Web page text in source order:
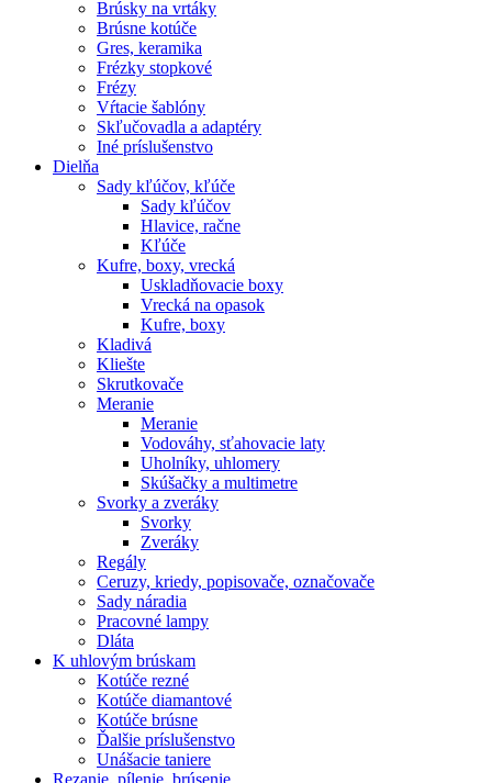
Brúsky na vrtáky
Brúsne kotúče
Gres, keramika
Frézky stopkové
Frézy
Vŕtacie šablóny
Skľučovadla a adaptéry
Iné príslušenstvo
Dielňa
Sady kľúčov, kľúče
Sady kľúčov
Hlavice, račne
Kľúče
Kufre, boxy, vrecká
Uskladňovacie boxy
Vrecká na opasok
Kufre, boxy
Kladivá
Kliešte
Skrutkovače
Meranie
Meranie
Vodováhy, sťahovacie laty
Uholníky, uhlomery
Skúšačky a multimetre
Svorky a zveráky
Svorky
Zveráky
Regály
Ceruzy, kriedy, popisovače, označovače
Sady náradia
Pracovné lampy
Dláta
K uhlovým brúskam
Kotúče rezné
Kotúče diamantové
Kotúče brúsne
Ďalšie príslušenstvo
Unášacie taniere
Rezanie, pílenie, brúsenie